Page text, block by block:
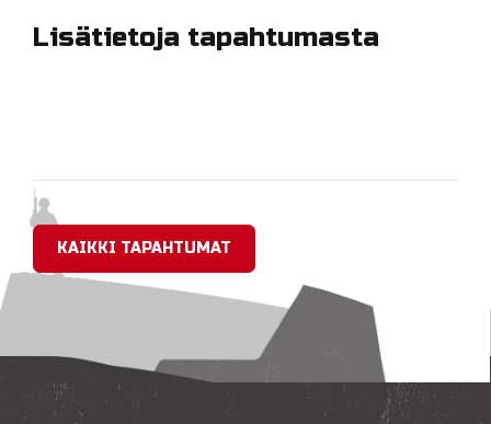
Lisätietoja tapahtumasta
KAIKKI TAPAHTUMAT